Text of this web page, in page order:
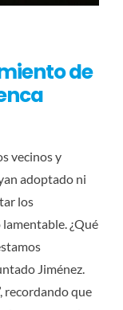
de
vecinos y
adoptado ni
los
¿Qué
Jiménez.
recordando que